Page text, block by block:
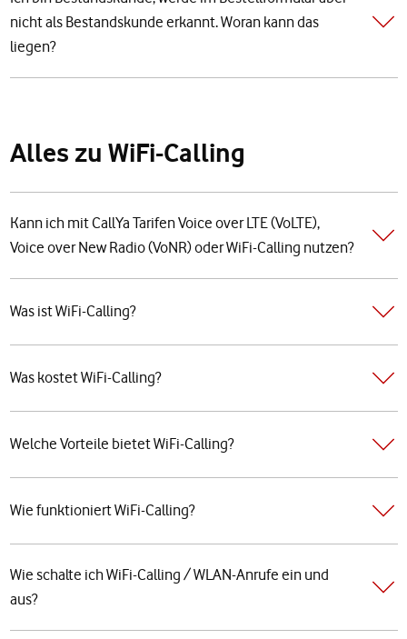
nicht als Bestandskunde erkannt. Woran kann das
liegen?
Alles zu WiFi-Calling
Kann ich mit CallYa Tarifen Voice over LTE (VoLTE),
Voice over New Radio (VoNR) oder WiFi-Calling nutzen?
Was ist WiFi-Calling?
Was kostet WiFi-Calling?
Welche Vorteile bietet WiFi-Calling?
Wie funktioniert WiFi-Calling?
Wie schalte ich WiFi-Calling / WLAN-Anrufe ein und
aus?